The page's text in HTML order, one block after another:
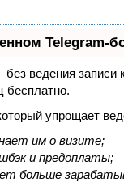
Telegram-
без ведения
бесплатно.
упрощает
им о визите;
и предоплаты;
больше